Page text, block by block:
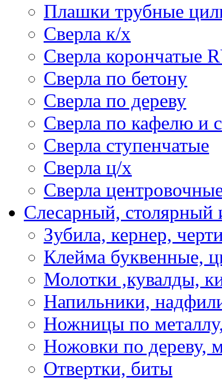
Плашки трубные
Сверла к/х
Сверла корончатые
Сверла по бетону
Сверла по дереву
Сверла по кафелю и
Сверла ступенчатые
Сверла ц/х
Сверла
Слесарный, столярный
Зубила, кернер,
Клейма буквенные,
Молотки ,кувалды,
Напильники,
Ножницы по
Ножовки по дереву,
Отвертки, биты